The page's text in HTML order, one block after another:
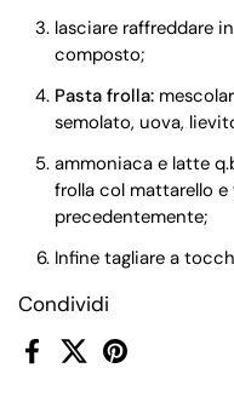
Condividi
FacebookX (Twitter)Pinterest
lasciare raffreddare
composto;
Pasta frolla:
semolato, uova,
ammoniaca e latte
frolla col mattarello
precedentemente;
Infine tagliare a